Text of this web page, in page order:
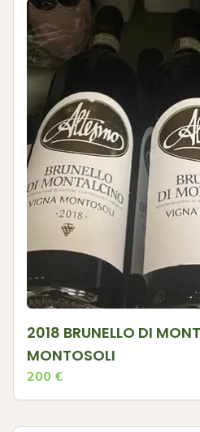
2018 BRUNELLO DI
MONTOSOLI
200 €